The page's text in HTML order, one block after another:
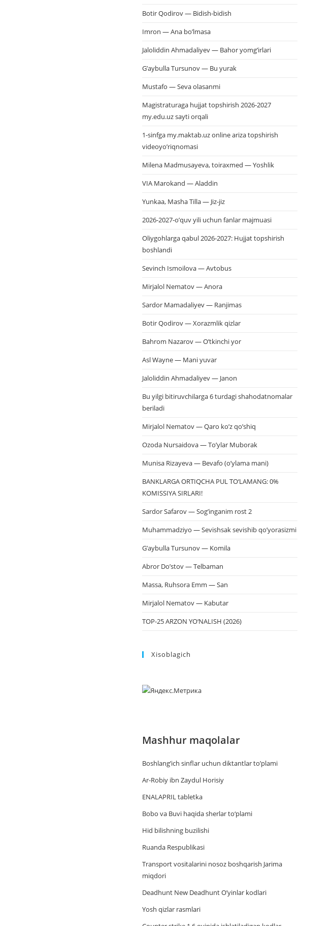
Botir Qodirov — Bidish-bidish
Imron — Ana bo’lmasa
Jaloliddin Ahmadaliyev — Bahor yomg’irlari
G’aybulla Tursunov — Bu yurak
Mustafo — Seva olasanmi
Magistraturaga hujjat topshirish 2026-2027
my.edu.uz sayti orqali
1-sinfga my.maktab.uz online ariza topshirish
videoyo’riqnomasi
Milena Madmusayeva, toiraxmed — Yoshlik
VIA Marokand — Aladdin
Yunkaa, Masha Tilla — Jiz-jiz
2026-2027-o’quv yili uchun fanlar majmuasi
Oliygohlarga qabul 2026-2027: Hujjat topshirish
boshlandi
Sevinch Ismoilova — Avtobus
Mirjalol Nematov — Anora
Sardor Mamadaliyev — Ranjimas
Botir Qodirov — Xorazmlik qizlar
Bahrom Nazarov — O’tkinchi yor
Asl Wayne — Mani yuvar
Jaloliddin Ahmadaliyev — Janon
Bu yilgi bitiruvchilarga 6 turdagi shahodatnomalar
beriladi
Mirjalol Nematov — Qaro ko’z qo’shiq
Ozoda Nursaidova — To’ylar Muborak
Munisa Rizayeva — Bevafo (o’ylama mani)
BANKLARGA ORTIQCHA PUL TO‘LAMANG: 0%
KOMISSIYA SIRLARI!
Sardor Safarov — Sog’inganim rost 2
Muhammadziyo — Sevishsak sevishib qo’yorasizmi
G’aybulla Tursunov — Komila
Abror Do’stov — Telbaman
Massa, Ruhsora Emm — San
Mirjalol Nematov — Kabutar
TOP-25 ARZON YO‘NALISH (2026)
Xisoblagich
Mashhur maqolalar
Boshlang’ich sinflar uchun diktantlar to’plami
Ar-Robiy ibn Zaydul Horisiy
ENALAPRIL tabletka
Bobo va Buvi haqida sherlar to‘plami
Hid bilishning buzilishi
Ruanda Respublikasi
Trаnsport vositаlаrini nosoz boshqаrish Jаrimа
miqdori
Deadhunt New Deadhunt O’yinlar kodlari
Yosh qizlar rasmlari